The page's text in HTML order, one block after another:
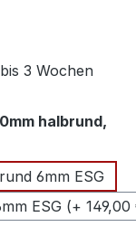
3 Wochen
halbrund,
6mm ESG
ESG (+ 149,00